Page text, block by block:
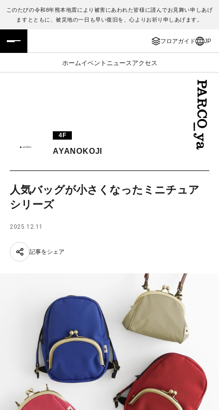
このたびの令和8年熊本地震により被害にあわれた皆様に謹んでお見舞い申しあげ
ますとともに、被災地の一日も早い復旧を、心よりお祈り申しあげます。
フロアガイド JP
ホームイベント ニュース アクセス
フロアガイド
施設案内・アクセス
TAX FREE
JP
ENGLISH
繁体字
日本語
4F
AYANOKOJI
人気バッグが小さくなったミニチュア
シリーズ
2025.12.11
記事をシェア